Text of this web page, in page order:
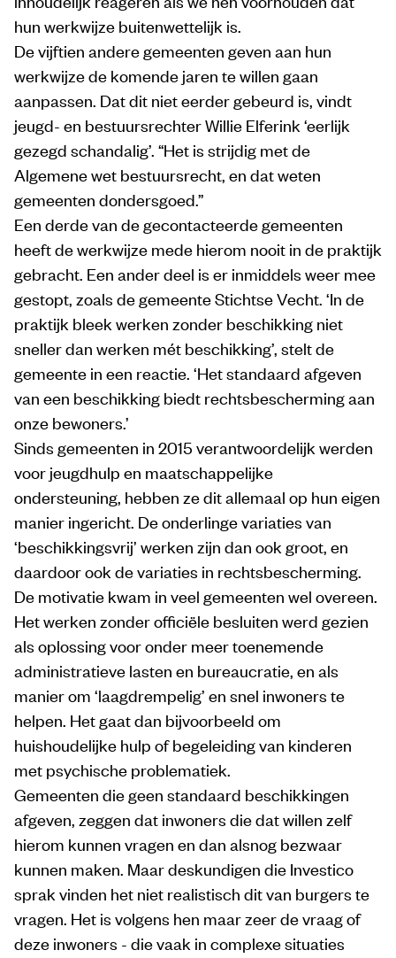
hun werkwijze buitenwettelijk is.
De vijftien andere gemeenten geven aan hun
werkwijze de komende jaren te willen gaan
aanpassen. Dat dit niet eerder gebeurd is, vindt
jeugd- en bestuursrechter Willie Elferink ‘eerlijk
gezegd schandalig’. “Het is strijdig met de
Algemene wet bestuursrecht, en dat weten
gemeenten dondersgoed.”
Een derde van de gecontacteerde gemeenten
heeft de werkwijze mede hierom nooit in de praktijk
gebracht. Een ander deel is er inmiddels weer mee
gestopt, zoals de gemeente Stichtse Vecht. ‘In de
praktijk bleek werken zonder beschikking niet
sneller dan werken mét beschikking’, stelt de
gemeente in een reactie. ‘Het standaard afgeven
van een beschikking biedt rechtsbescherming aan
onze bewoners.’
Sinds gemeenten in 2015 verantwoordelijk werden
voor jeugdhulp en maatschappelijke
ondersteuning, hebben ze dit allemaal op hun eigen
manier ingericht. De onderlinge variaties van
‘beschikkingsvrij’ werken zijn dan ook groot, en
daardoor ook de variaties in rechtsbescherming.
De motivatie kwam in veel gemeenten wel overeen.
Het werken zonder officiële besluiten werd gezien
als oplossing voor onder meer toenemende
administratieve lasten en bureaucratie, en als
manier om ‘laagdrempelig’ en snel inwoners te
helpen. Het gaat dan bijvoorbeeld om
huishoudelijke hulp of begeleiding van kinderen
met psychische problematiek.
Gemeenten die geen standaard beschikkingen
afgeven, zeggen dat inwoners die dat willen zelf
hierom kunnen vragen en dan alsnog bezwaar
kunnen maken. Maar deskundigen die Investico
sprak vinden het niet realistisch dit van burgers te
vragen. Het is volgens hen maar zeer de vraag of
deze inwoners - die vaak in complexe situaties